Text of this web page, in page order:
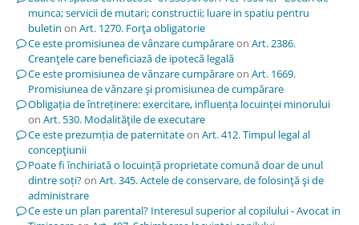
munca; servicii de mutari; constructii; luare in spatiu pentru
buletin on Art. 1270. Forţa obligatorie
Ce este promisiunea de vânzare cumpărareon Art. 2386.
Creanţele care beneficiază de ipotecă legală
Ce este promisiunea de vânzare cumpărareon Art. 1669.
Promisiunea de vânzare şi promisiunea de cumpărare
Obligația de întreținere: exercitare, influența locuinței minorului
on Art. 530. Modalităţile de executare
Ce este prezumția de paternitateon Art. 412. Timpul legal al
concepţiunii
Poate fi închiriată o locuință proprietate comună doar de unul
dintre soți?on Art. 345. Actele de conservare, de folosinţă şi de
administrare
Ce este un plan parental? Interesul superior al copilului - Avocat in